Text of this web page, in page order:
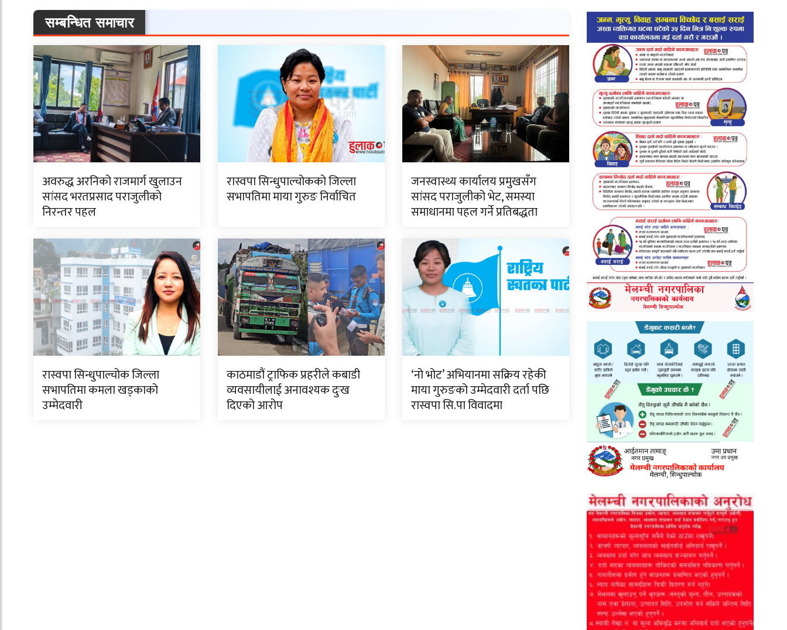
सम्बन्धित समाचार
अवरुद्ध अरनिको राजमार्ग खुलाउन
सांसद भरतप्रसाद पराजुलीको
निरन्तर पहल
रास्वपा सिन्धुपाल्चोकको जिल्ला
सभापतिमा माया गुरुङ निर्वाचित
जनस्वास्थ्य कार्यालय प्रमुखसँग
सांसद पराजुलीको भेट, समस्या
समाधानमा पहल गर्ने प्रतिबद्धता
रास्वपा सिन्धुपाल्चोक जिल्ला
सभापतिमा कमला खड्काको
उम्मेदवारी
काठमाडौं ट्राफिक प्रहरीले कबाडी
व्यवसायीलाई अनावश्यक दुःख
दिएको आरोप
‘नो भोट’ अभियानमा सक्रिय रहेकी
माया गुरुङको उम्मेदवारी दर्ता पछि
रास्वपा सि.पा विवादमा